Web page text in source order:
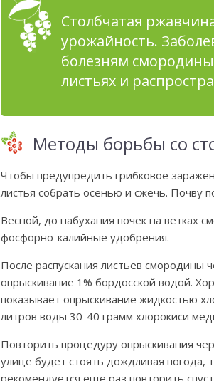
Столбчатая
урожайность.
болезням
листьях и
Методы борьбы со
Чтобы предупредить грибковое
листья собрать осенью и сжечь. Почву
Весной, до набухания почек на ветках
фосфорно-калийные удобрения.
После распускания листьев смородины
опрыскивание 1% бордосской водой.
показывает опрыскивание жидкостью
литров воды 30-40 грамм хлорокиси
Повторить процедуру опрыскивания
улице будет стоять дождливая погода,
рекомендуется еще раз повторить